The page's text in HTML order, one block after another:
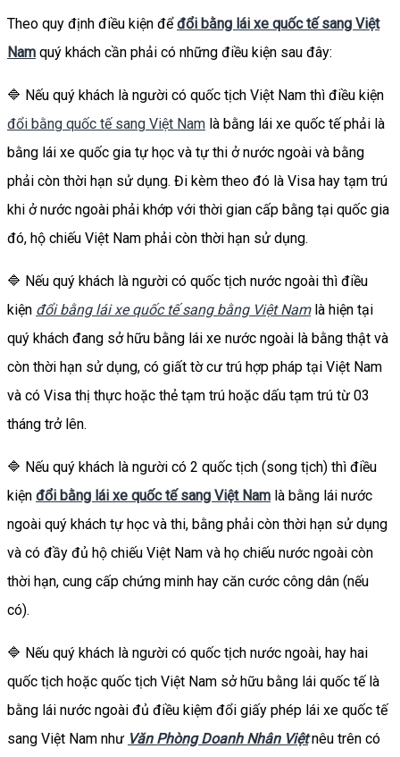
Theo quy định điều kiện đểđổi bằng lái xe quốc tế sang Việt
Nam quý khách cần phải có những điều kiện sau đây:
🔷 Nếu quý khách là người có quốc tịch Việt Nam thì điều kiện
đổi bằng quốc tế sang Việt Nam là bằng lái xe quốc tế phải là
bằng lái xe quốc gia tự học và tự thi ở nước ngoài và bằng
phải còn thời hạn sử dụng. Đi kèm theo đó là Visa hay tạm trú
khi ở nước ngoài phải khớp với thời gian cấp bằng tại quốc gia
đó, hộ chiếu Việt Nam phải còn thời hạn sử dụng.
🔷 Nếu quý khách là người có quốc tịch nước ngoài thì điều
kiện đổi bằng lái xe quốc tế sang bằng Việt Namlà hiện tại
quý khách đang sở hữu bằng lái xe nước ngoài là bằng thật và
còn thời hạn sử dụng, có giất tờ cư trú hợp pháp tại Việt Nam
và có Visa thị thực hoặc thẻ tạm trú hoặc dấu tạm trú từ 03
tháng trở lên.
🔷 Nếu quý khách là người có 2 quốc tịch (song tịch) thì điều
kiện đổi bằng lái xe quốc tế sang Việt Nam là bằng lái nước
ngoài quý khách tự học và thi, bằng phải còn thời hạn sử dụng
và có đầy đủ hộ chiếu Việt Nam và họ chiếu nước ngoài còn
thời hạn, cung cấp chứng minh hay căn cước công dân (nếu
có).
🔷 Nếu quý khách là người có quốc tịch nước ngoài, hay hai
quốc tịch hoặc quốc tịch Việt Nam sở hữu bằng lái quốc tế là
bằng lái nước ngoài đủ điều kiệm đổi giấy phép lái xe quốc tế
sang Việt Nam như Văn Phòng Doanh Nhân Việtnêu trên có